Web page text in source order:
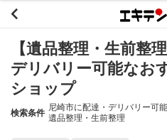
【遺品整理・生前整
デリバリー可能なお
ショップ
検索条件
尼崎市に配達・デリバリー可能
遺品整理・生前整理